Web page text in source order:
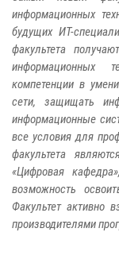
информационных
будущих ИТ-
факультета
информационных
компетенции в
сети, защищать
информационные
все условия для
факультета
«Цифровая
возможность
Факультет активно
производителями